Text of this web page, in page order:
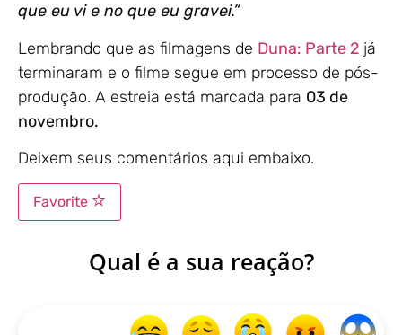
que eu vi e no que eu gravei.”
Lembrando que as filmagens de Duna: Parte 2 já
terminaram e o filme segue em processo de pós-
produção. A estreia está marcada para 03 de
novembro.
Deixem seus comentários aqui embaixo.
Favorite
Qual é a sua reação?